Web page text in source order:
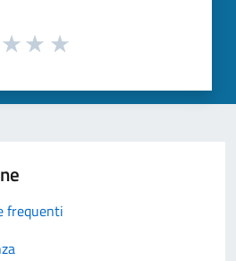
frequenti